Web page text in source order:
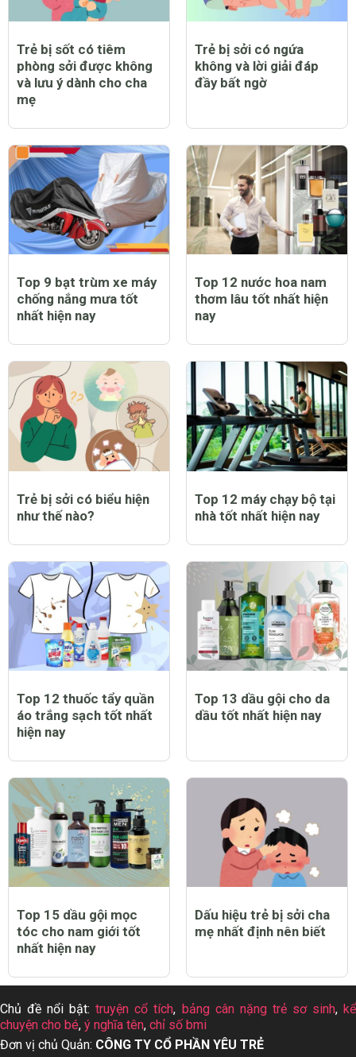
Trẻ bị sốt có tiêm
phòng sởi được không
và lưu ý dành cho cha
mẹ
Trẻ bị sởi có ngứa
không và lời giải đáp
đầy bất ngờ
Top 9 bạt trùm xe máy
chống nắng mưa tốt
nhất hiện nay
Top 12 nước hoa nam
thơm lâu tốt nhất hiện
nay
Trẻ bị sởi có biểu hiện
như thế nào?
Top 12 máy chạy bộ tại
nhà tốt nhất hiện nay
Top 12 thuốc tẩy quần
áo trắng sạch tốt nhất
hiện nay
Top 13 dầu gội cho da
dầu tốt nhất hiện nay
Top 15 dầu gội mọc
tóc cho nam giới tốt
nhất hiện nay
Dấu hiệu trẻ bị sởi cha
mẹ nhất định nên biết
Chủ đề nổi bật:truyện cổ tích, bảng cân nặng trẻ sơ sinh, kể
chuyện cho bé, ý nghĩa tên, chỉ số bmi
Đơn vị chủ Quản: CÔNG TY CỔ PHẦN YÊU TRẺ